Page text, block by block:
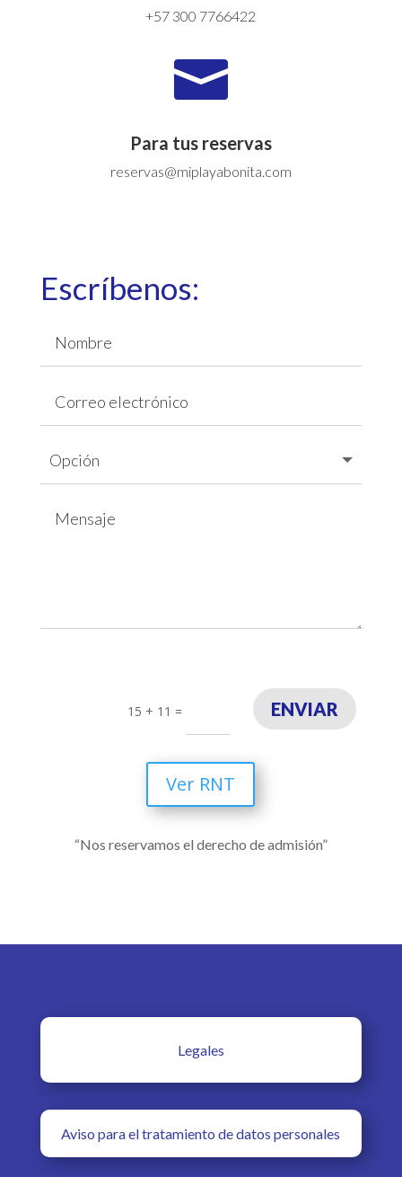
+57 300 7766422

Para tus reservas
reservas@miplayabonita.com
Escríbenos:
15 + 11 = ENVIAR
Ver RNT
“Nos reservamos el derecho de admisión”
Legales
Aviso para el tratamiento de datos personales